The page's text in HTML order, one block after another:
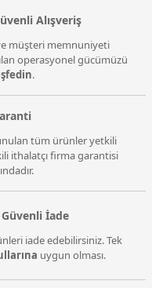
Alışveriş
müşteri memnuniyeti
operasyonel gücümüzü
.
tüm ürünler yetkili
ithalatçı firma garantisi
İade
iade edebilirsiniz. Tek
uygun olması.